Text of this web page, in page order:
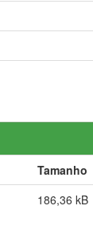
Tamanho
186,36 kB